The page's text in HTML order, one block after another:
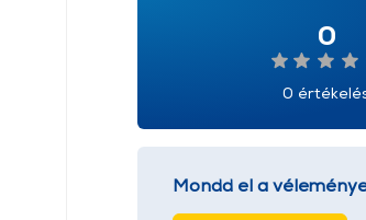
0
0
Mondd el a